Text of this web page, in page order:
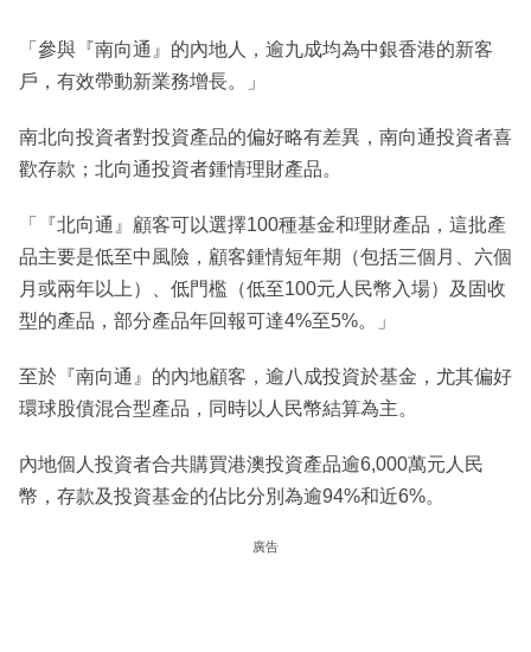
「參與『南向通』的內地人，逾九成均為中銀香港的新客
戶，有效帶動新業務增長。」
南北向投資者對投資產品的偏好略有差異，南向通投資者喜
歡存款；北向通投資者鍾情理財產品。
「『北向通』顧客可以選擇100種基金和理財產品，這批產
品主要是低至中風險，顧客鍾情短年期（包括三個月、六個
月或兩年以上）、低門檻（低至100元人民幣入場）及固收
型的產品，部分產品年回報可達4%至5%。」
至於『南向通』的內地顧客，逾八成投資於基金，尤其偏好
環球股債混合型產品，同時以人民幣結算為主。
內地個人投資者合共購買港澳投資產品逾6,000萬元人民
幣，存款及投資基金的佔比分別為逾94%和近6%。
廣告